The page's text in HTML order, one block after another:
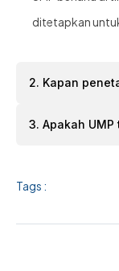
ditetapkan
2. Kapan
3. Apakah
Tags :